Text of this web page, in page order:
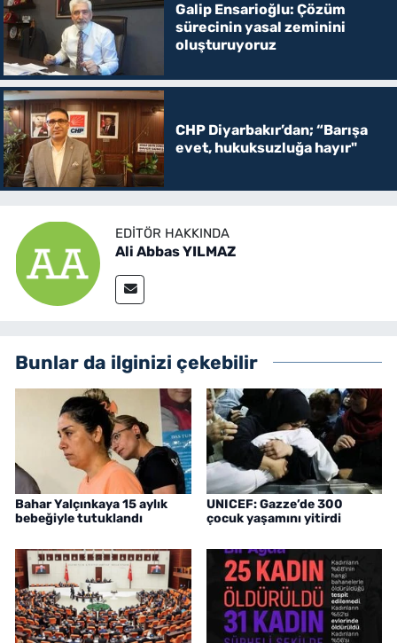
Galip Ensarioğlu: Çözüm
sürecinin yasal zeminini
oluşturuyoruz
CHP Diyarbakır’dan; “Barışa
evet, hukuksuzluğa hayır"
EDITÖR HAKKINDA
Ali Abbas YILMAZ
Bunlar da ilginizi çekebilir
Bahar Yalçınkaya 15 aylık
bebeğiyle tutuklandı
UNICEF: Gazze’de 300
çocuk yaşamını yitirdi